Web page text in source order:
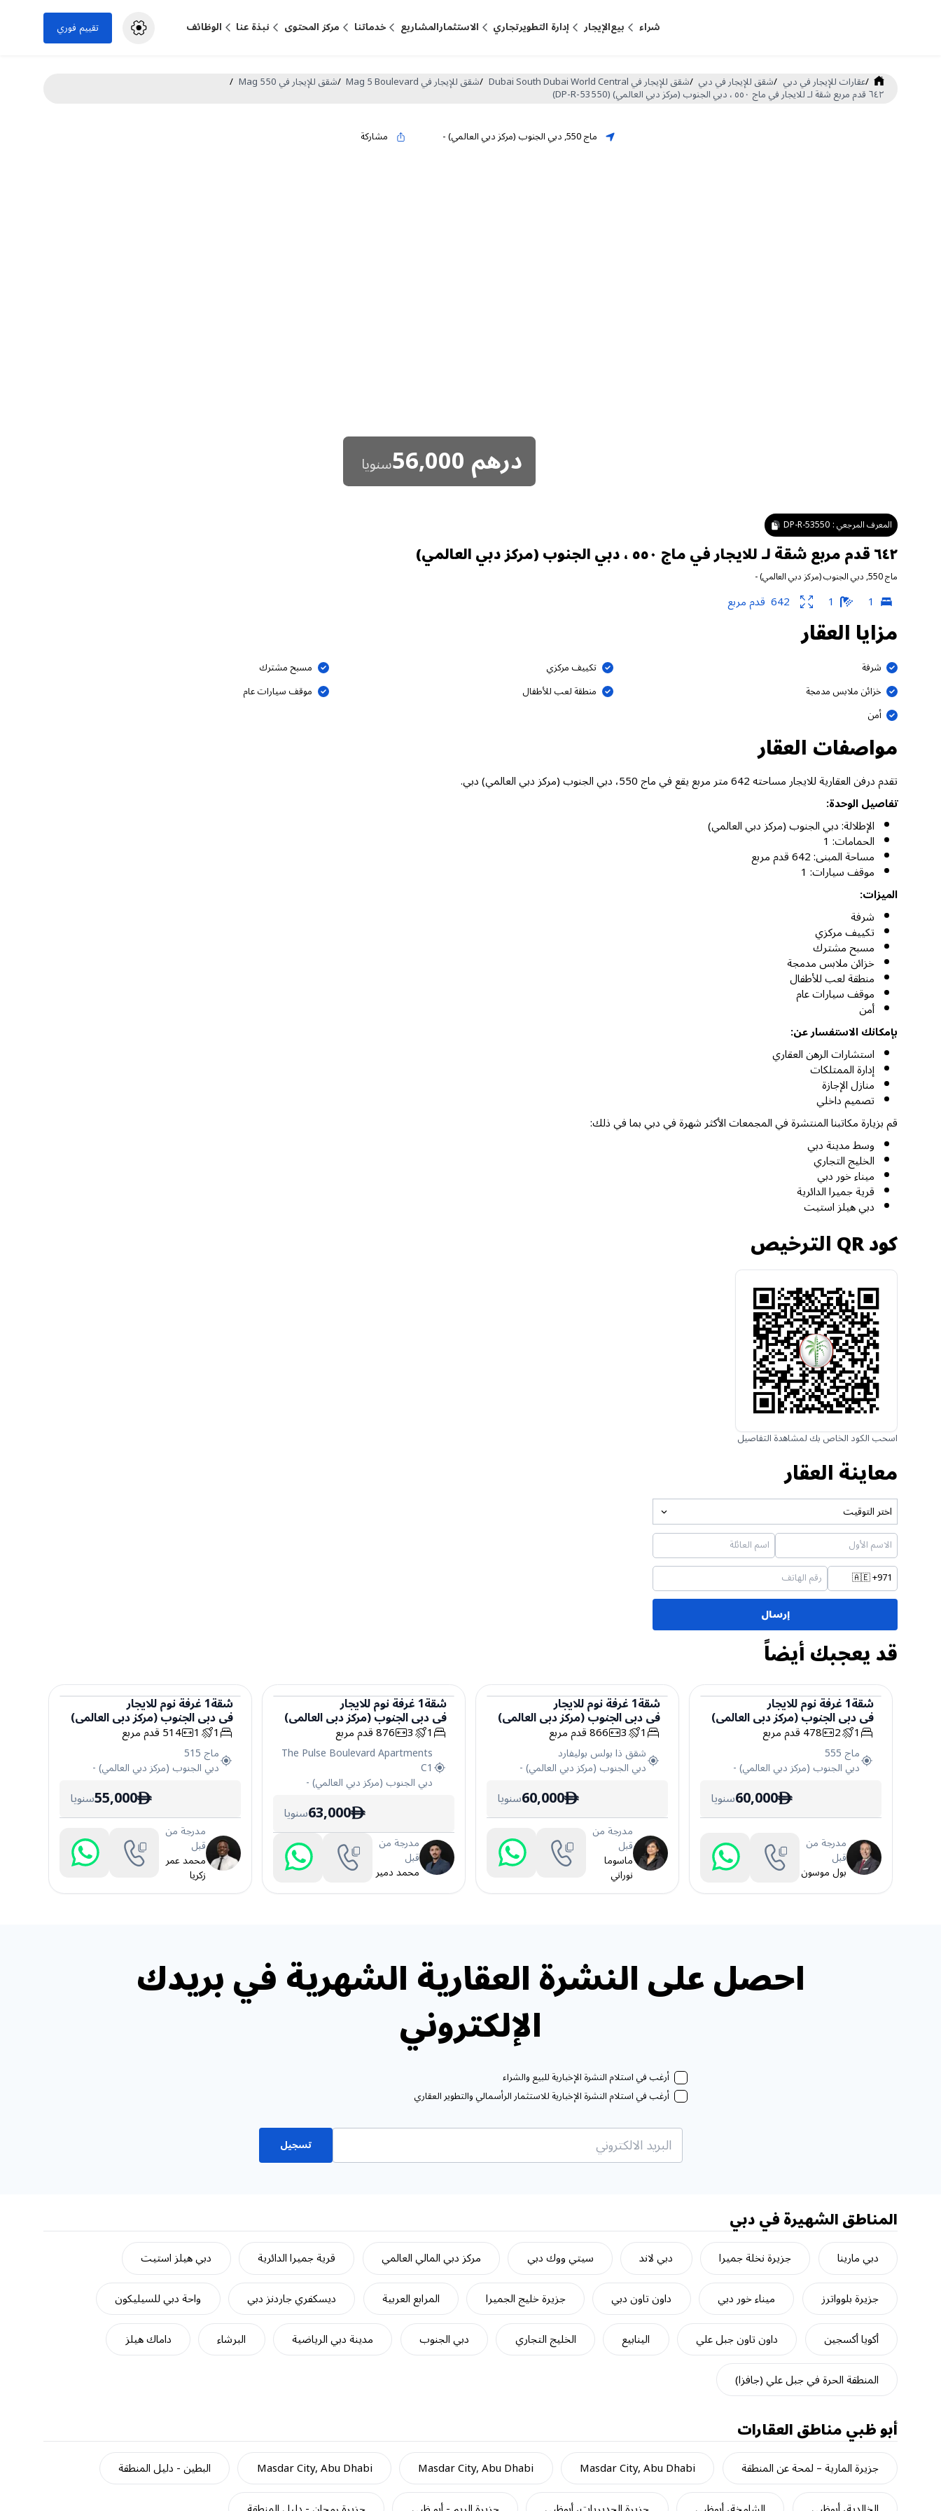
شراء بيعالإيجار إدارة التطويرتجاري الاستثمارالمشاريع خدماتنا مركز المحتوى نبذة عنا الوظائف تقييم فوري
/عقارات للإيجار في دبي /شقق للإيجار في دبي /شقق للإيجار في Dubai South Dubai World Central /شقق للإيجار في Mag 5 Boulevard /شقق للإيجار في Mag 550 /
٦٤٢ قدم مربع شقة لـ للايجار في ماج ٥٥٠ ، دبي الجنوب (مركز دبي العالمي) (DP-R-53550)
ماج 550 ,دبي الجنوب (مركز دبي العالمي)- مشاركة
درهم56,000سنويا
المعرف المرجعي : DP-R-53550
٦٤٢ قدم مربع شقة لـ للايجار في ماج ٥٥٠ ، دبي الجنوب (مركز دبي العالمي)
ماج 550 ,دبي الجنوب (مركز دبي العالمي)-
1
1
642 قدم مربع
مزايا العقار
شرفة تكييف مركزي
مسبح مشترك
خزائن ملابس مدمجة
منطقة لعب للأطفال
موقف سيارات عام
أمن
مواصفات العقار
تقدم درفن العقارية للايجار مساحته 642 متر مربع يقع في ماج 550، دبي الجنوب (مركز دبي العالمي) دبي.
تفاصيل الوحدة:
الإطلالة: دبي الجنوب (مركز دبي العالمي)
الحمامات: 1
مساحة المبنى: 642 قدم مربع
موقف سيارات: 1
الميزات:
شرفة
تكييف مركزي
مسبح مشترك
خزائن ملابس مدمجة
منطقة لعب للأطفال
موقف سيارات عام
أمن
بإمكانك الاستفسار عن:
استشارات الرهن العقاري
إدارة الممتلكات
منازل الإجازة
تصميم داخلي
قم بزيارة مكاتبنا المنتشرة في المجمعات الأكثر شهرة في دبي بما في ذلك:
وسط مدينة دبي
الخليج التجاري
ميناء خور دبي
قرية جميرا الدائرية
دبي هيلز استيت
كود QR الترخيص
اسحب الكود الخاص بك لمشاهدة التفاصيل
معاينة العقار
اختر التوقيت
🇦🇪+971
إرسال
قد يعجبك أيضاً
شقة
شقة1غرفة نومللايجار
فيدبي الجنوب (مركز دبي العالمي)
1
2
478قدم مربع
ماج 555
دبي الجنوب (مركز دبي العالمي)-
ê
60,000سنويا
مدرجة من
قبل
بول موسون
شقة
شقة1غرفة نومللايجار
فيدبي الجنوب (مركز دبي العالمي)
1
3
866قدم مربع
شقق ذا بولس بوليفارد
دبي الجنوب (مركز دبي العالمي)-
ê
60,000سنويا
مدرجة من
قبل
ماسوما
نوراني
شقة
شقة1غرفة نومللايجار
فيدبي الجنوب (مركز دبي العالمي)
1
3
876قدم مربع
The Pulse Boulevard Apartments
C1
دبي الجنوب (مركز دبي العالمي)-
ê
63,000سنويا
مدرجة من
قبل
محمد دمير
شقة
شقة1غرفة نومللايجار
فيدبي الجنوب (مركز دبي العالمي)
1
1
514قدم مربع
ماج 515
دبي الجنوب (مركز دبي العالمي)-
ê
55,000سنويا
مدرجة من
قبل
محمد عمر
زكريا
احصل على النشرة العقارية الشهرية في بريدك
الإلكتروني
أرغب في استلام النشرة الإخبارية للبيع والشراء
أرغب في استلام النشرة الإخبارية للاستثمار الرأسمالي والتطوير العقاري
تسجيل
المناطق الشهيرة في دبي
دبي مارينا جزيرة نخلة جميرا دبي لاند سيتي ووك دبي مركز دبي المالي العالمي قرية جميرا الدائرية
دبي هيلز استيت
جزيرة بلوواترز
ميناء خور دبي داون تاون دبي جزيرة خليج الجميرا المرابع العربية ديسكفري جاردنز دبي
واحة دبي للسيليكون
أكويا أكسجين
داون تاون جبل علي الينابيع الخليج التجاري دبي الجنوب مدينة دبي الرياضية البرشاء
داماك هيلز
المنطقة الحرة في جبل علي (جافزا)
أبو ظبيمناطق العقارات
جزيرة المارية – لمحة عن المنطقة Masdar City, Abu Dhabi
Masdar City, Abu Dhabi
Masdar City, Abu Dhabi
البطين - دليل المنطقة